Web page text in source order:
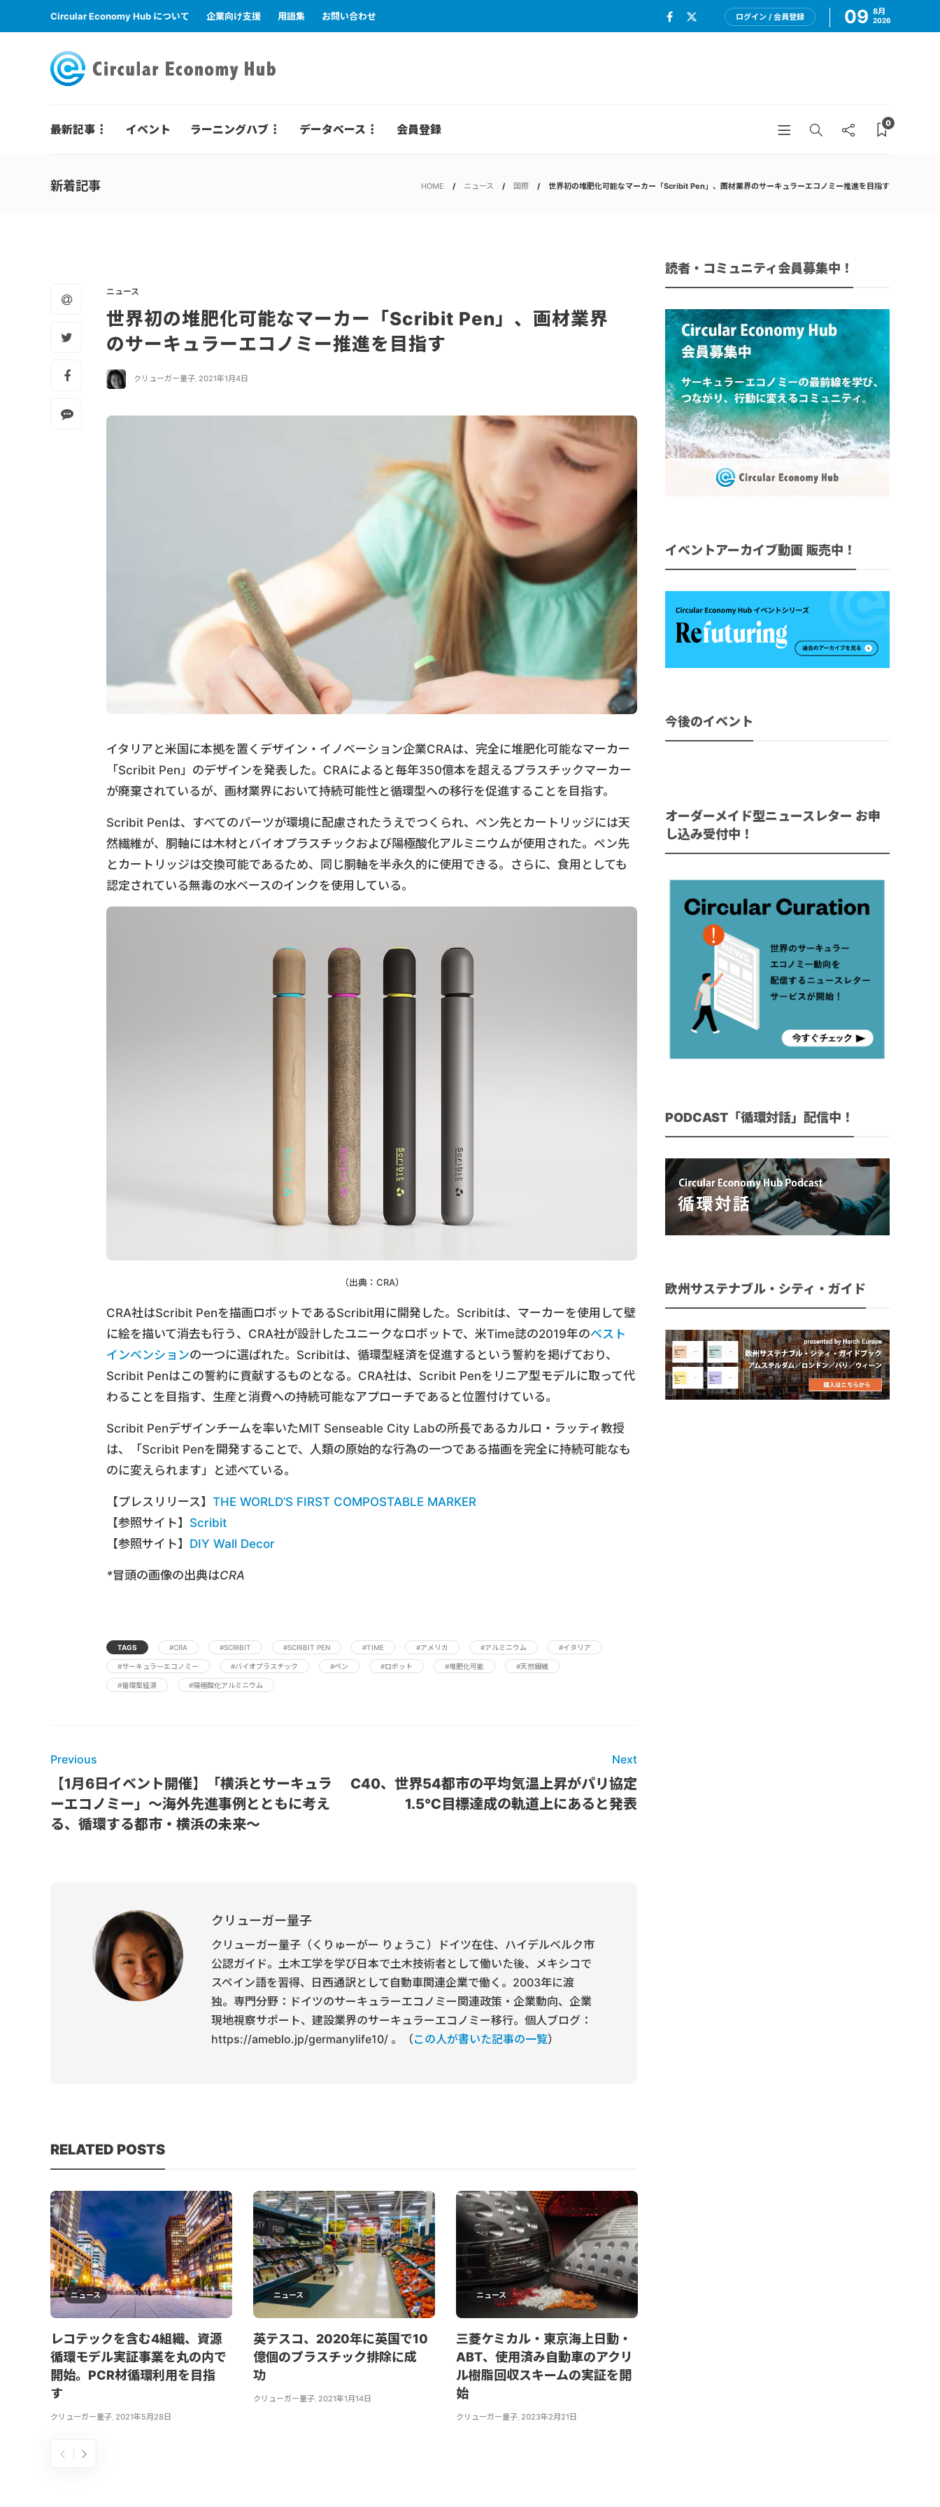
Circular Economy Hub について 企業向け支援 用語集 お問い合わせ ログイン / 会員登録 09 8月
2026
最新記事 イベント ラーニングハブ データベース 会員登録 0
新着記事 HOME ニュース 国際 世界初の堆肥化可能なマーカー「Scribit Pen」、画材業界のサーキュラーエコノミー推進を目指す
ニュース
世界初の堆肥化可能なマーカー「Scribit Pen」、画材業界
のサーキュラーエコノミー推進を目指す
クリューガー量子, 2021年1月4日
イタリアと米国に本拠を置くデザイン・イノベーション企業CRAは、完全に堆肥化可能なマーカー
「Scribit Pen」のデザインを発表した。CRAによると毎年350億本を超えるプラスチックマーカー
が廃棄されているが、画材業界において持続可能性と循環型への移行を促進することを目指す。
Scribit Penは、すべてのパーツが環境に配慮されたうえでつくられ、ペン先とカートリッジには天
然繊維が、胴軸には木材とバイオプラスチックおよび陽極酸化アルミニウムが使用された。ペン先
とカートリッジは交換可能であるため、同じ胴軸を半永久的に使用できる。さらに、食用としても
認定されている無毒の水ベースのインクを使用している。
（出典：CRA）
CRA社はScribit Penを描画ロボットであるScribit用に開発した。Scribitは、マーカーを使用して壁
に絵を描いて消去も行う、CRA社が設計したユニークなロボットで、米Time誌の2019年のベスト
インベンションの一つに選ばれた。Scribitは、循環型経済を促進するという誓約を掲げており、
Scribit Penはこの誓約に貢献するものとなる。CRA社は、Scribit Penをリニア型モデルに取って代
わることを目指す、生産と消費への持続可能なアプローチであると位置付けている。
Scribit Penデザインチームを率いたMIT Senseable City Labの所長であるカルロ・ラッティ教授
は、「Scribit Penを開発することで、人類の原始的な行為の一つである描画を完全に持続可能なも
のに変えられます」と述べている。
【プレスリリース】 THE WORLD’S FIRST COMPOSTABLE MARKER
【参照サイト】 Scribit
【参照サイト】 DIY Wall Decor
*冒頭の画像の出典はCRA
TAGS #CRA #SCRIBIT #SCRIBIT PEN #TIME #アメリカ #アルミニウム #イタリア
#サーキュラーエコノミー #バイオプラスチック #ペン #ロボット #堆肥化可能 #天然繊維
#循環型経済 #陽極酸化アルミニウム
Previous
【1月6日イベント開催】「横浜とサーキュラ
ーエコノミー」～海外先進事例とともに考え
る、循環する都市・横浜の未来〜
Next
C40、世界54都市の平均気温上昇がパリ協定
1.5℃目標達成の軌道上にあると発表
クリューガー量子
クリューガー量子（くりゅーがー りょうこ）ドイツ在住、ハイデルベルク市
公認ガイド。土木工学を学び日本で土木技術者として働いた後、メキシコで
スペイン語を習得、日西通訳として自動車関連企業で働く。2003年に渡
独。専門分野：ドイツのサーキュラーエコノミー関連政策・企業動向、企業
現地視察サポート、建設業界のサーキュラーエコノミー移行。個人ブログ：
https://ameblo.jp/germanylife10/ 。（この人が書いた記事の一覧）
RELATED POSTS
ニュース
レコテックを含む4組織、資源
循環モデル実証事業を丸の内で
開始。PCR材循環利用を目指
す
クリューガー量子, 2021年5月28日
ニュース
英テスコ、2020年に英国で10
億個のプラスチック排除に成
功
クリューガー量子, 2021年1月14日
ニュース
三菱ケミカル・東京海上日動・
ABT、使用済み自動車のアクリ
ル樹脂回収スキームの実証を開
始
クリューガー量子, 2023年2月21日
読者・コミュニティ会員募集中！
イベントアーカイブ動画 販売中！
今後のイベント
オーダーメイド型ニュースレター お申
し込み受付中！
PODCAST「循環対話」配信中！
欧州サステナブル・シティ・ガイド